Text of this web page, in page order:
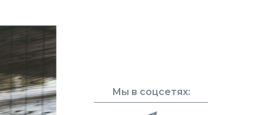
Мы в соцсетях: